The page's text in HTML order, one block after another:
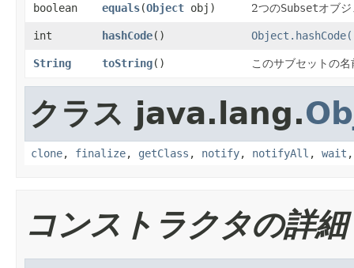
boolean equals​(Object obj) 2つのSubsetオブ
int hashCode()
String toString() このサブセットの
クラス java.lang.
clone, finalize, getClass , notify, notifyAll , wait
コンストラクタの詳細